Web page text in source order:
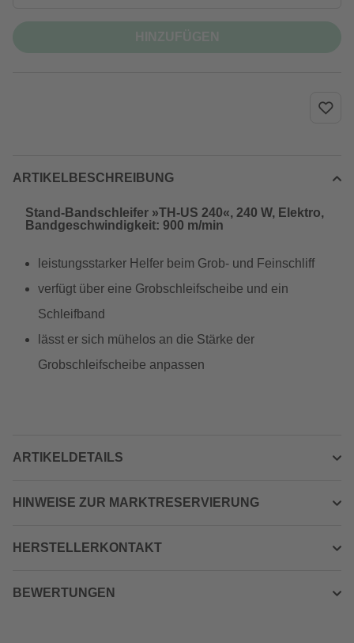
ARTIKELBESCHREIBUNG
Stand-Bandschleifer »TH-US 240«, 240 W, Elektro,
Bandgeschwindigkeit: 900 m/min
leistungsstarker Helfer beim Grob- und Feinschliff
verfügt über eine Grobschleifscheibe und ein
Schleifband
lässt er sich mühelos an die Stärke der
Grobschleifscheibe anpassen
ARTIKELDETAILS
HINWEISE ZUR MARKTRESERVIERUNG
HERSTELLERKONTAKT
BEWERTUNGEN